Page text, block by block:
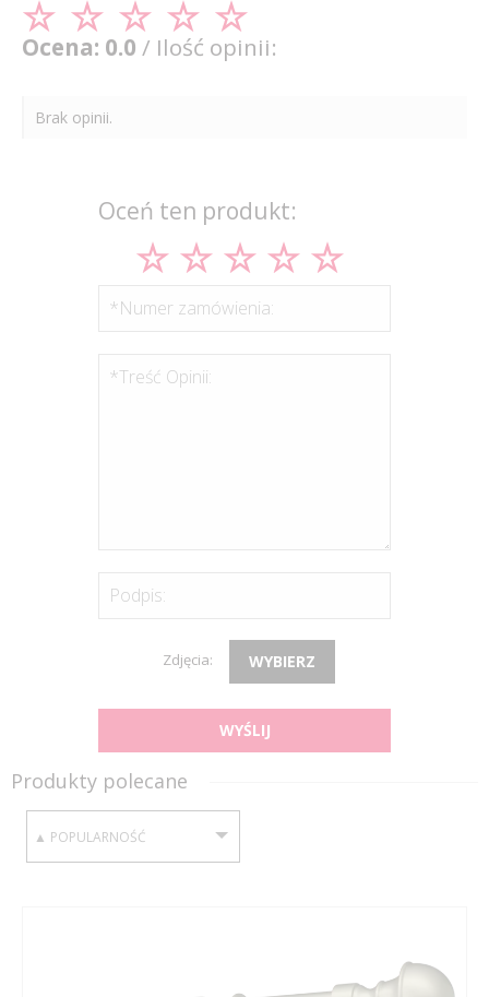
Ocena: 0.0 / Ilość opinii:
Brak opinii.
Oceń ten produkt:
*Numer zamówienia:
*Treść Opinii:
Podpis:
Zdjęcia: WYBIERZ
WYŚLIJ
Produkty polecane
SORTUJ WEDŁUG: